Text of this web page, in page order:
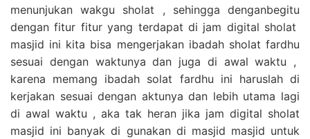
menunjukan wakgu sholat , sehingga denganbegitu
dengan fitur fitur yang terdapat di jam digital sholat
masjid ini kita bisa mengerjakan ibadah sholat fardhu
sesuai dengan waktunya dan juga di awal waktu ,
karena memang ibadah solat fardhu ini haruslah di
kerjakan sesuai dengan aktunya dan lebih utama lagi
di awal waktu , aka tak heran jika jam digital sholat
masjid ini banyak di gunakan di masjid masjid untuk